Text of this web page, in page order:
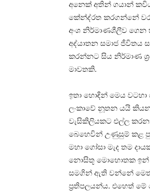
අනෙක් අතින් ගයාන්
කේන්ද්රත කරගන්නේ
අංශ නිර්මාණශීලීව ගෙන
අද්යාතන සමාජ
කරන්නට සිය නිර්මාණ
මාවතකි.
ඉතා හොඳින් මෙය
ලංකාවේ නූතන යයි
වැසිකිලියකට එල්ල
බෙහෙවින් උණුසුම් කළ
මහා ගෝසා මැද තම
නොසිතූ මොහොතක ඉන්
සමගින් ඇති වන්නේ
ප්‍රතිපලයන්ය. එහෙත්